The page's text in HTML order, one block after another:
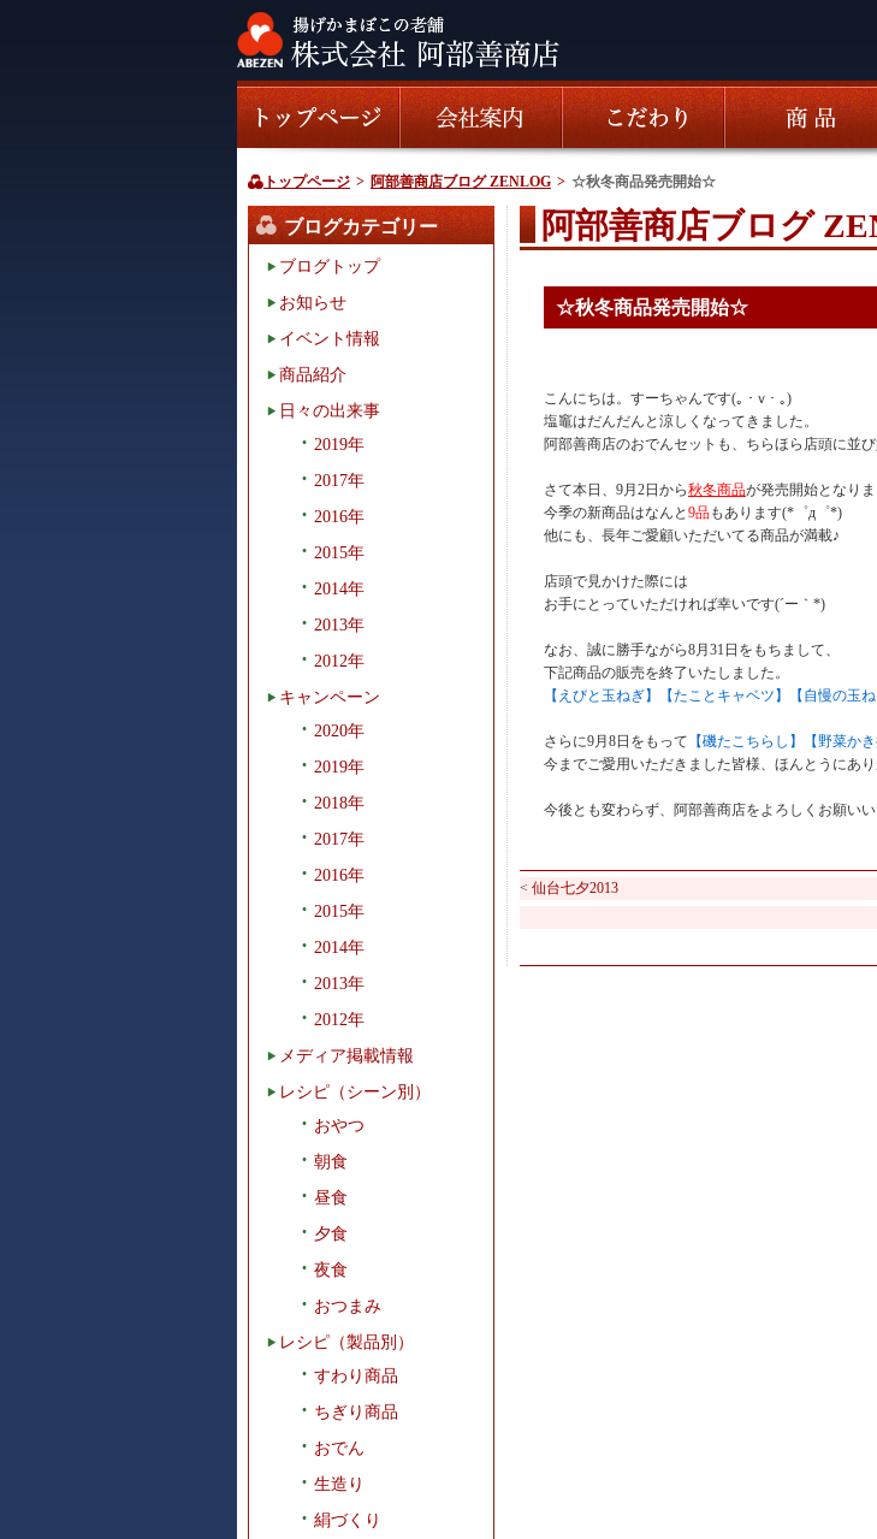
トップページ > 阿部善商店ブログ ZENLOG > ☆秋冬商品発売開始☆
ブログカテゴリー
ブログトップ
お知らせ
イベント情報
商品紹介
日々の出来事
2019年
2017年
2016年
2015年
2014年
2013年
2012年
キャンペーン
2020年
2019年
2018年
2017年
2016年
2015年
2014年
2013年
2012年
メディア掲載情報
レシピ（シーン別）
おやつ
朝食
昼食
夕食
夜食
おつまみ
レシピ（製品別）
すわり商品
ちぎり商品
おでん
生造り
絹づくり
阿部善商店ブログ
☆秋冬商品発売開始☆
こんにちは。すーちゃんです(｡ ･ｖ･ ｡)
塩竈はだんだんと涼しくなってきました。
阿部善商店のおでんセットも、ちらほら店頭に並び
さて本日、9月2日から秋冬商品が発売開始となりま
今季の新商品はなんと 9品もあります(*゜д゜*)
他にも、長年ご愛顧いただいてる商品が満載♪
店頭で見かけた際には
お手にとっていただければ幸いです(´ー｀*)ゞ
なお、誠に勝手ながら8月31日をもちまして、
下記商品の販売を終了いたしました。
【えびと玉ねぎ】【たことキャベツ】【自慢の玉ね
さらに9月8日をもって 【磯たこちらし】【野菜かき
今までご愛用いただきました皆様、ほんとうにあ
今後とも変わらず、阿部善商店をよろしくお願いい
< 仙台七夕2013